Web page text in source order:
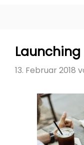
13. Februar 2018